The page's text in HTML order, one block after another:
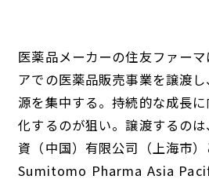
医薬品メーカーの住友ファー
アでの医薬品販売事業を譲渡
源を集中する。持続的な成長
化するのが狙い。譲渡するの
資（中国）有限公司（上海市
Sumitomo Pharma Asia